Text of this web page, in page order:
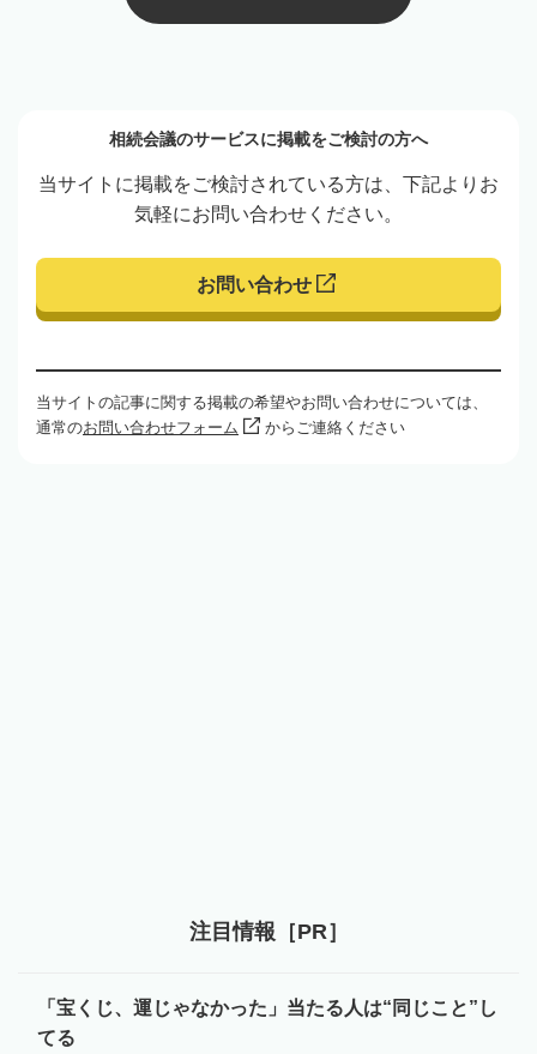
相続会議のサービスに掲載をご検討の方へ
当サイトに掲載をご検討されている方は、下記よりお
気軽にお問い合わせください。
お問い合わせ
当サイトの記事に関する掲載の希望やお問い合わせについては、
通常のお問い合わせフォーム からご連絡ください
注目情報［PR］
「宝くじ、運じゃなかった」当たる人は“同じこと”し
てる